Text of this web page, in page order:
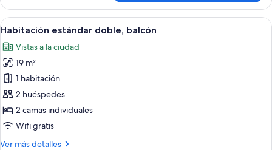
Deluxe,
balcón
(views)
Abrir
todas
las
fotos
de
Habitación
estándar
doble,
balcón
Una habitación de hotel con una
4
Habitación estándar doble, balcón
Vistas a la ciudad
19 m²
1 habitación
2 huéspedes
2 camas individuales
Wifi gratis
Ver más detalles
Más